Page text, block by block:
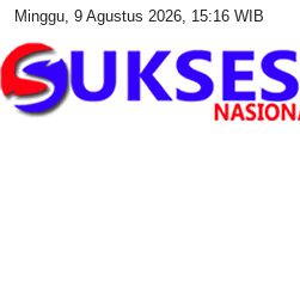
Minggu, 9 Agustus 2026, 15:16 WIB